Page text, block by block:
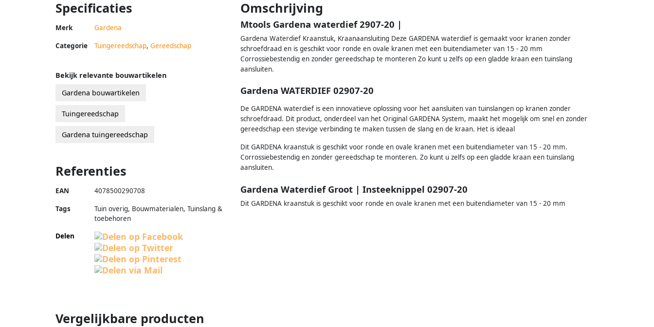
Specificaties
Merk Gardena
Categorie Tuingereedschap, Gereedschap
Omschrijving
Mtools Gardena waterdief 2907-20 |
Gardena Waterdief Kraanstuk, Kraanaansluiting Deze GARDENA waterdief is gemaakt voor kranen zonder
schroefdraad en is geschikt voor ronde en ovale kranen met een buitendiameter van 15 - 20 mm
Corrossiebestendig en zonder gereedschap te monteren Zo kunt u zelfs op een gladde kraan een tuinslang
aansluiten.
Gardena WATERDIEF 02907-20
De GARDENA waterdief is een innovatieve oplossing voor het aansluiten van tuinslangen op kranen zonder
schroefdraad. Dit product, onderdeel van het Original GARDENA System, maakt het mogelijk om snel en zonder
gereedschap een stevige verbinding te maken tussen de slang en de kraan. Het is ideaal
Dit GARDENA kraanstuk is geschikt voor ronde en ovale kranen met een buitendiameter van 15 - 20 mm.
Corrossiebestendig en zonder gereedschap te monteren. Zo kunt u zelfs op een gladde kraan een tuinslang
aansluiten.
Gardena Waterdief Groot | Insteeknippel 02907-20
Dit GARDENA kraanstuk is geschikt voor ronde en ovale kranen met een buitendiameter van 15 - 20 mm
Bekijk relevante bouwartikelen
Gardena bouwartikelen
Tuingereedschap
Gardena tuingereedschap
Referenties
EAN 4078500290708
Tags
Tuin overig, Bouwmaterialen, Tuinslang &
toebehoren
Delen
Vergelijkbare producten